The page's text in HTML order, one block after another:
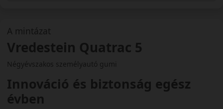
A mintázat
Vredestein Quatrac 5
Négyévszakos személyautó gumi
Innováció és biztonság egész
évben